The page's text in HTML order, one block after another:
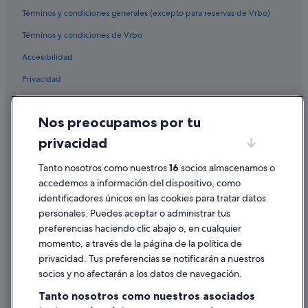
Faro hoteles
Albergues en Distrito de Faro
Chalets en Distrito de Faro
Distrito de Faro hoteles
Hoteles de lujo en Faro
Hoteles que aceptan mascotas en Distrito de Faro
Casas barco en Faro
Hoteles con todo incluido en Distrito de Faro
Moteles en Distrito de Faro
Hoteles de 5 estrellas en Faro
Hoteles con restaurante en Distrito de Faro
Hoteles para ir de compras en Distrito de Faro
B&B en Faro
Hoteles con casino en Distrito de Faro
Términos y condiciones generales (excepto para reservas de Vrbo)
Términos y condiciones de Vrbo
Accesibilidad
Privacidad
Condiciones de uso
Información legal/contacto
Pautas sobre el contenido y cómo denunciar contenido
Ayuda
Cancelar un vuelo
Cancelar una reserva de hotel o de un alquiler vacacional
Plazos de reembolso
Nos preocupamos por tu
privacidad
Tanto nosotros como nuestros16 socios almacenamos o
accedemos a información del dispositivo, como
identificadores únicos en las cookies para tratar datos
personales. Puedes aceptar o administrar tus
preferencias haciendo clic abajo o, en cualquier
momento, a través de la página de la política de
privacidad. Tus preferencias se notificarán a nuestros
socios y no afectarán a los datos de navegación.
Tanto nosotros como nuestros asociados